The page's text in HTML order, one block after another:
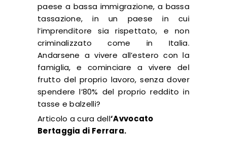
paese a bassa immigrazione, a bassa
tassazione, in un paese in cui
l’imprenditore sia rispettato, e non
criminalizzato come in Italia.
Andarsene a vivere all’estero con la
famiglia, e cominciare a vivere del
frutto del proprio lavoro, senza dover
spendere l’80% del proprio reddito in
tasse e balzelli?
Articolo a cura dell‘Avvocato
Bertaggia di Ferrara.